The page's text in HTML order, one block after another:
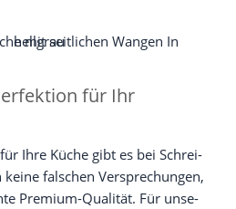
für Ihr
Ihre Küche gibt es bei Schrei­
fal­schen Ver­spre­chun­gen,
Pre­mi­um-Qua­li­tät. Für unse­